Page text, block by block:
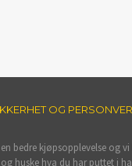
OG
bedre kjøpsopplevelse og
huske hva du har puttet i